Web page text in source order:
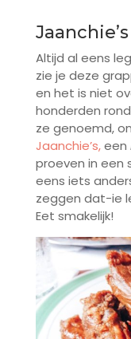
Jaanchie’s
Altijd al eens
zie je deze
en het is niet
honderden
ze genoemd,
Jaanchie’s,een
proeven in een
eens iets
zeggen dat-ie
Eet smakelijk!